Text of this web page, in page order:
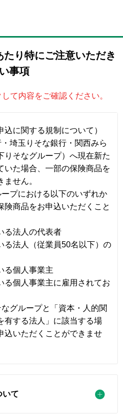
たり特にご注意いただき
事項
て内容をご確認ください。
込に関する規制について）
埼玉りそな銀行・関西みら
りそなグループ）へ現在新た
いた場合、一部の保険商品を
せん。
プにおける以下のいずれか
険商品をお申込いただくこと
る法人の代表者
法人（従業員50名以下）の
る個人事業主
個人事業主に雇用されてお
グループと「資本・人的関
有する法人」に該当する場
込いただくことができませ
いて